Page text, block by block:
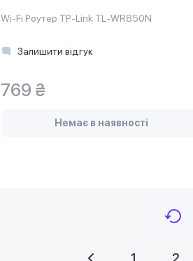
Wi-Fi Роутер TP-Link TL-WR850N
Залишити відгук
769 ₴
Немає в наявності
1 2